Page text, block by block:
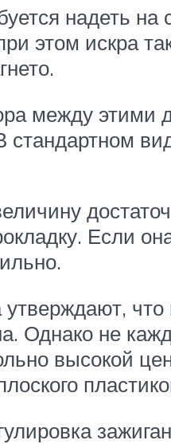
надеть на
этом искра
между этими
стандартном
Если
Однако не
высокой